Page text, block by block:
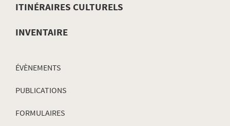
ITINÉRAIRES CULTURELS
INVENTAIRE
ÉVÈNEMENTS
PUBLICATIONS
FORMULAIRES